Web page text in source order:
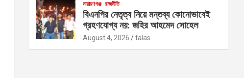
নারায়ণগঞ্জ রাজনীতি
বিএনপির নেতৃত্ব নিয়ে মন্তব্য কোনোভাবেই
গ্রহণযোগ্য নয়: জহির আহমেদ সোহেল
August 4, 2026 talas